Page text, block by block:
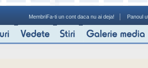
MembriFa-ti un cont daca nu ai deja! Panoul